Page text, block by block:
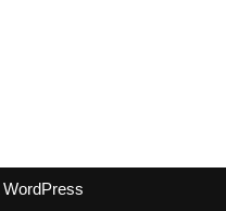
WordPress